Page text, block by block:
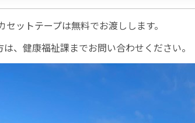
セットテープは無料でお渡しします。
、健康福祉課までお問い合わせください。